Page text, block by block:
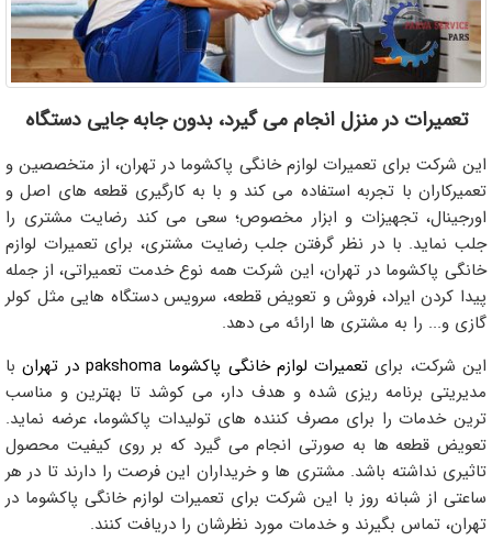
تعمیرات در منزل انجام می گیرد، بدون جابه جایی دستگاه
این شرکت برای تعمیرات لوازم خانگی پاکشوما در تهران، از متخصصین و
تعمیرکاران با تجربه استفاده می کند و با به کارگیری قطعه های اصل و
اورجینال، تجهیزات و ابزار مخصوص؛ سعی می کند رضایت مشتری را
جلب نماید. با در نظر گرفتن جلب رضایت مشتری، برای تعمیرات لوازم
خانگی پاکشوما در تهران، این شرکت همه نوع خدمت تعمیراتی، از جمله
پیدا کردن ایراد، فروش و تعویض قطعه، سرویس دستگاه هایی مثل کولر
گازی و... را به مشتری ها ارائه می دهد.
این شرکت، برای تعمیرات لوازم خانگی پاکشوما pakshoma در تهران
با
مدیریتی برنامه ریزی شده و هدف دار، می کوشد تا بهترین و مناسب
ترین خدمات را برای مصرف کننده های تولیدات پاکشوما، عرضه نماید.
تعویض قطعه ها به صورتی انجام می گیرد که بر روی کیفیت محصول
تاثیری نداشته باشد. مشتری ها و خریداران این فرصت را دارند تا در هر
ساعتی از شبانه روز با این شرکت برای تعمیرات لوازم خانگی پاکشوما در
تهران، تماس بگیرند و خدمات مورد نظرشان را دریافت کنند.